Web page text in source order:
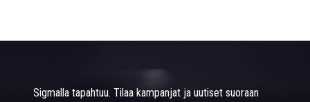
Sigmalla tapahtuu. Tilaa kampanjat ja uutiset suoraan